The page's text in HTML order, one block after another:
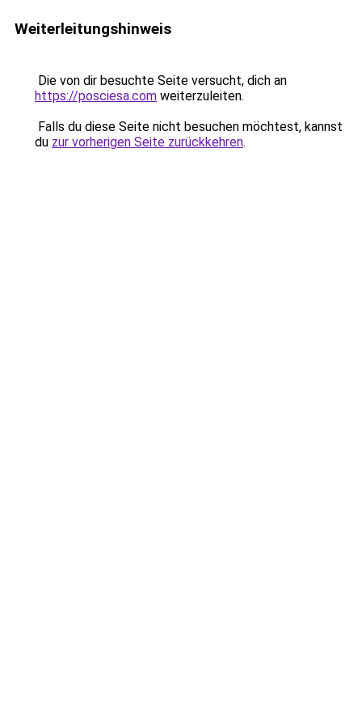
Weiterleitungshinweis
Die von dir besuchte Seite versucht, dich an
https://posciesa.com weiterzuleiten.
Falls du diese Seite nicht besuchen möchtest, kannst
du zur vorherigen Seite zurückkehren.